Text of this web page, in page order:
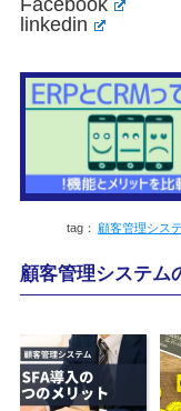
Facebook
linkedin
顧客管理シス
顧客管理システム